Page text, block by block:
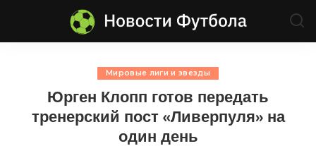
Мировые лиги и звезды
Юрген Клопп готов передать
тренерский пост «Ливерпуля» на
один день